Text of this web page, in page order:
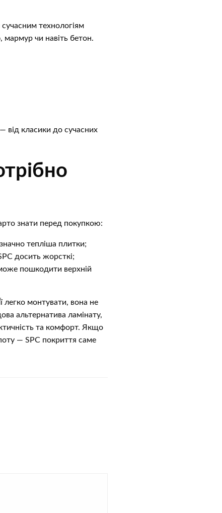
технологіям
мармур чи навіть бетон.
від класики до сучасних
знати перед покупкою:
тепліша плитки;
досить жорсткі;
пошкодити верхній
легко монтувати, вона не
альтернатива ламінату,
та комфорт. Якщо
— SPC покриття саме